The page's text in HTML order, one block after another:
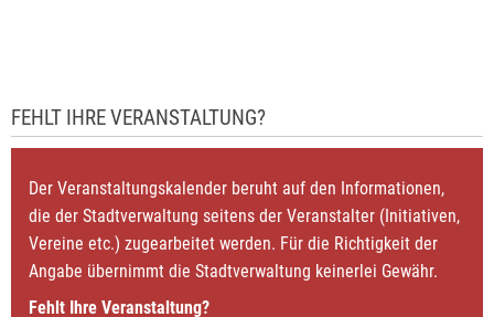
FEHLT IHRE VERANSTALTUNG?
Der Veranstaltungskalender beruht auf den Informationen,
die der Stadtverwaltung seitens der Veranstalter (Initiativen,
Vereine etc.) zugearbeitet werden. Für die Richtigkeit der
Angabe übernimmt die Stadtverwaltung keinerlei Gewähr.
Fehlt Ihre Veranstaltung?